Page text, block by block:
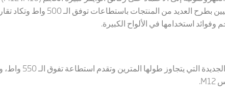
استخدامها في الألواح الكبيرة.
الألواح
M12
.